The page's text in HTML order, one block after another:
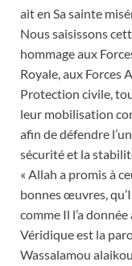
ait en Sa sainte
Nous saisissons
hommage aux
Royale, aux Forces
Protection civile,
leur mobilisation
afin de défendre
sécurité et la
« Allah a promis à
bonnes œuvres,
comme Il l’a
Véridique est la
Wassalamou